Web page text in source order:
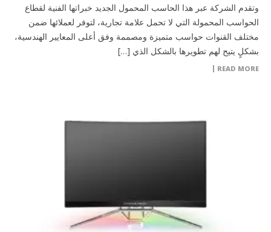
وتقدم الشركة عبر هذا الحاسب المحمول الجديد خبراتها الفنية لقطاع
الحواسب المحمولة التي لا تحمل علامة تجارية، لتوفر لعملائها ضمن
مختلف القنوات حواسب متميزة ومصممة وفق أعلى المعايير الهندسية،
بشكلٍ يتيح لهم تطويرها بالشكل الذي […]
READ MORE